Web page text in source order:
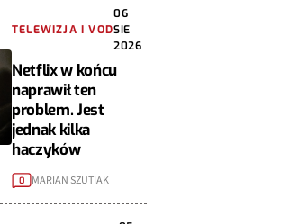
TELEWIZJA I VOD
06
SIE
2026
Netflix w końcu
naprawił ten
problem. Jest
jednak kilka
haczyków
0 MARIAN SZUTIAK